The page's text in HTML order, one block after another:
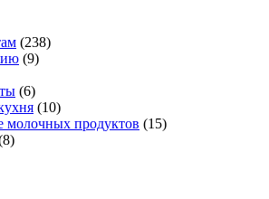
(238)
(9)
(6)
(10)
молочных продуктов (15)